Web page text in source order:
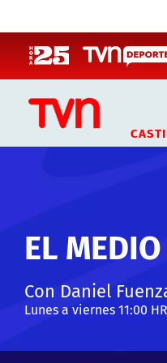
EL
Con Daniel
Lunes a viernes 11:00